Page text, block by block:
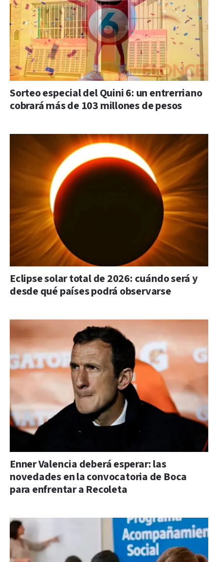
Sorteo especial del Quini 6: un entrerriano
cobrará más de 103 millones de pesos
Eclipse solar total de 2026: cuándo será y
desde qué países podrá observarse
Enner Valencia deberá esperar: las
novedades en la convocatoria de Boca
para enfrentar a Recoleta